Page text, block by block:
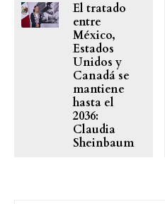
El tratado
entre
México,
Estados
Unidos y
Canadá se
mantiene
hasta el
2036:
Claudia
Sheinbaum